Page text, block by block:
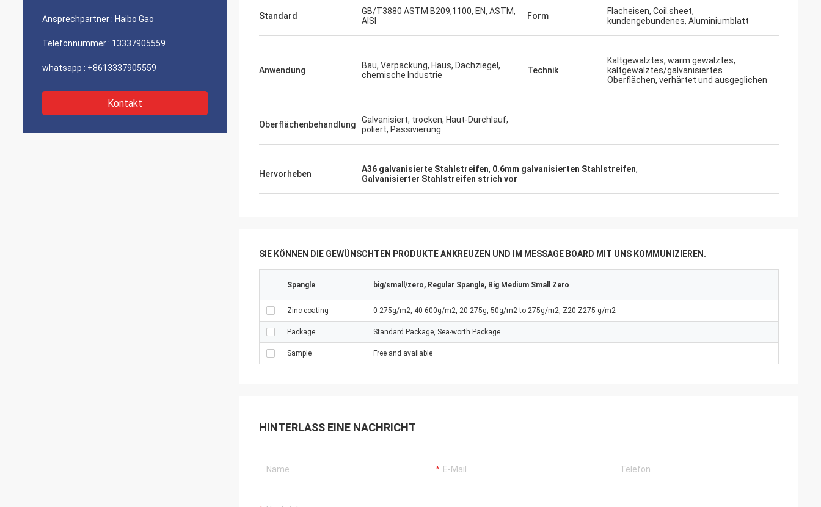
Ansprechpartner : Haibo Gao
Telefonnummer : 13337905559
whatsapp : +8613337905559
Kontakt
Standard
GB/T3880 ASTM B209,1100, EN, ASTM,
AISI
Form
Flacheisen, Coil.sheet,
kundengebundenes, Aluminiumblatt
Anwendung
Bau, Verpackung, Haus, Dachziegel,
chemische Industrie
Technik
Kaltgewalztes, warm gewalztes,
kaltgewalztes/galvanisiertes
Oberflächen, verhärtet und ausgeglichen
Oberflächenbehandlung
Galvanisiert, trocken, Haut-Durchlauf,
poliert, Passivierung
Hervorheben A36 galvanisierte Stahlstreifen, 0.6mm galvanisierten Stahlstreifen,
Galvanisierter Stahlstreifen strich vor
SIE KÖNNEN DIE GEWÜNSCHTEN PRODUKTE ANKREUZEN UND IM MESSAGE BOARD MIT UNS KOMMUNIZIEREN.
Spangle big/small/zero, Regular Spangle, Big Medium Small Zero
Zinc coating 0-275g/m2, 40-600g/m2, 20-275g, 50g/m2 to 275g/m2, Z20-Z275 g/m2
Package Standard Package, Sea-worth Package
Sample Free and available
HINTERLASS EINE NACHRICHT